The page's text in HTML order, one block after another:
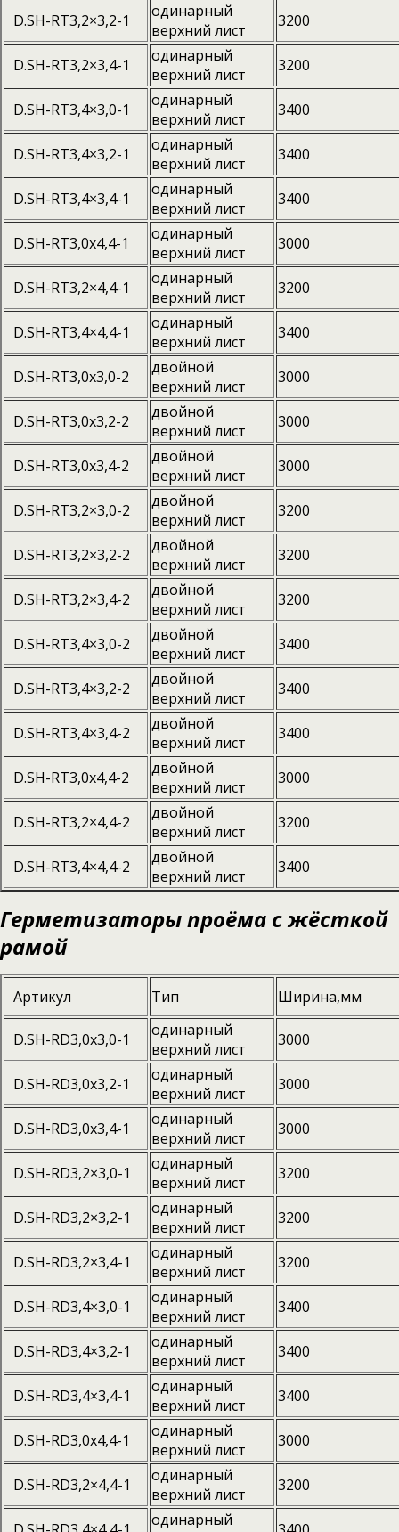
D.SH-RT3,2×3,2-1
одинарный
верхний лист
3200
D.SH-RT3,2×3,4-1
одинарный
верхний лист
3200
D.SH-RT3,4×3,0-1
одинарный
верхний лист
3400
D.SH-RT3,4×3,2-1
одинарный
верхний лист
3400
D.SH-RT3,4×3,4-1
одинарный
верхний лист
3400
D.SH-RT3,0x4,4-1
одинарный
верхний лист
3000
D.SH-RT3,2×4,4-1
одинарный
верхний лист
3200
D.SH-RT3,4×4,4-1
одинарный
верхний лист
3400
D.SH-RT3,0x3,0-2
двойной
верхний лист
3000
D.SH-RT3,0x3,2-2
двойной
верхний лист
3000
D.SH-RT3,0x3,4-2
двойной
верхний лист
3000
D.SH-RT3,2×3,0-2
двойной
верхний лист
3200
D.SH-RT3,2×3,2-2
двойной
верхний лист
3200
D.SH-RT3,2×3,4-2
двойной
верхний лист
3200
D.SH-RT3,4×3,0-2
двойной
верхний лист
3400
D.SH-RT3,4×3,2-2
двойной
верхний лист
3400
D.SH-RT3,4×3,4-2
двойной
верхний лист
3400
D.SH-RT3,0x4,4-2
двойной
верхний лист
3000
D.SH-RT3,2×4,4-2
двойной
верхний лист
3200
D.SH-RT3,4×4,4-2
двойной
верхний лист
3400
Герметизаторы проёма с жёсткой
рамой
Артикул Тип Ширина,мм
D.SH-RD3,0x3,0-1
одинарный
верхний лист
3000
D.SH-RD3,0x3,2-1
одинарный
верхний лист
3000
D.SH-RD3,0x3,4-1
одинарный
верхний лист
3000
D.SH-RD3,2×3,0-1
одинарный
верхний лист
3200
D.SH-RD3,2×3,2-1
одинарный
верхний лист
3200
D.SH-RD3,2×3,4-1
одинарный
верхний лист
3200
D.SH-RD3,4×3,0-1
одинарный
верхний лист
3400
D.SH-RD3,4×3,2-1
одинарный
верхний лист
3400
D.SH-RD3,4×3,4-1
одинарный
верхний лист
3400
D.SH-RD3,0x4,4-1
одинарный
верхний лист
3000
D.SH-RD3,2×4,4-1
одинарный
верхний лист
3200
одинарный